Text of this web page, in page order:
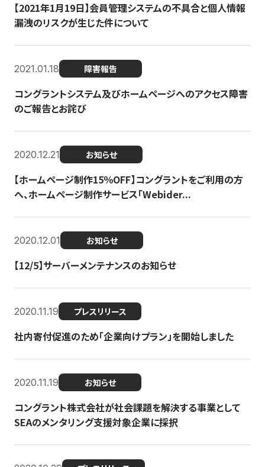
【2021年1月19日】会員管理システムの不具合と個人情報
漏洩のリスクが生じた件について
2021.01.18 障害報告
コングラントシステム及びホームページへのアクセス障害
のご報告とお詫び
2020.12.21 お知らせ
【ホームページ制作15％OFF】コングラントをご利用の方
へ、ホームページ制作サービス「Webider...
2020.12.01 お知らせ
【12/5】サーバーメンテナンスのお知らせ
2020.11.19 プレスリリース
社内寄付促進のため「企業向けプラン」を開始しました
2020.11.19 お知らせ
コングラント株式会社が社会課題を解決する事業として
SEAのメンタリング支援対象企業に採択